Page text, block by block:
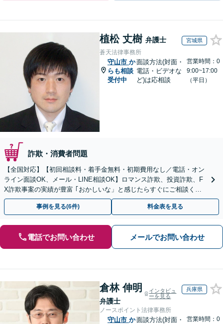
植松 丈樹 弁護士 宮城県
蒼天法律事務所
守山市 か
らも相談
受付中
面談方法(対面・
電話・ビデオな
ど)は応相談
営業時間：0
9:00~17:00
（平日）
詐欺・消費者問題
【全国対応】【初回相談料・着手金無料・初期費用なし／電話・オン
ライン面談OK、メール・LINE相談OK】ロマンス詐欺、投資詐欺、F
X詐欺事案の実績が豊富 ｢おかしいな」と感じたらすぐにご相談くだ
さい。
事例を見る(6件) 料金表を見る
電話でお問い合わせ メールでお問い合わせ
倉林 伸明
弁護士
インタビュ
ーを見る
兵庫県
ノースポイント法律事務所
守山市 か面談方法(対面・
営業時間：0